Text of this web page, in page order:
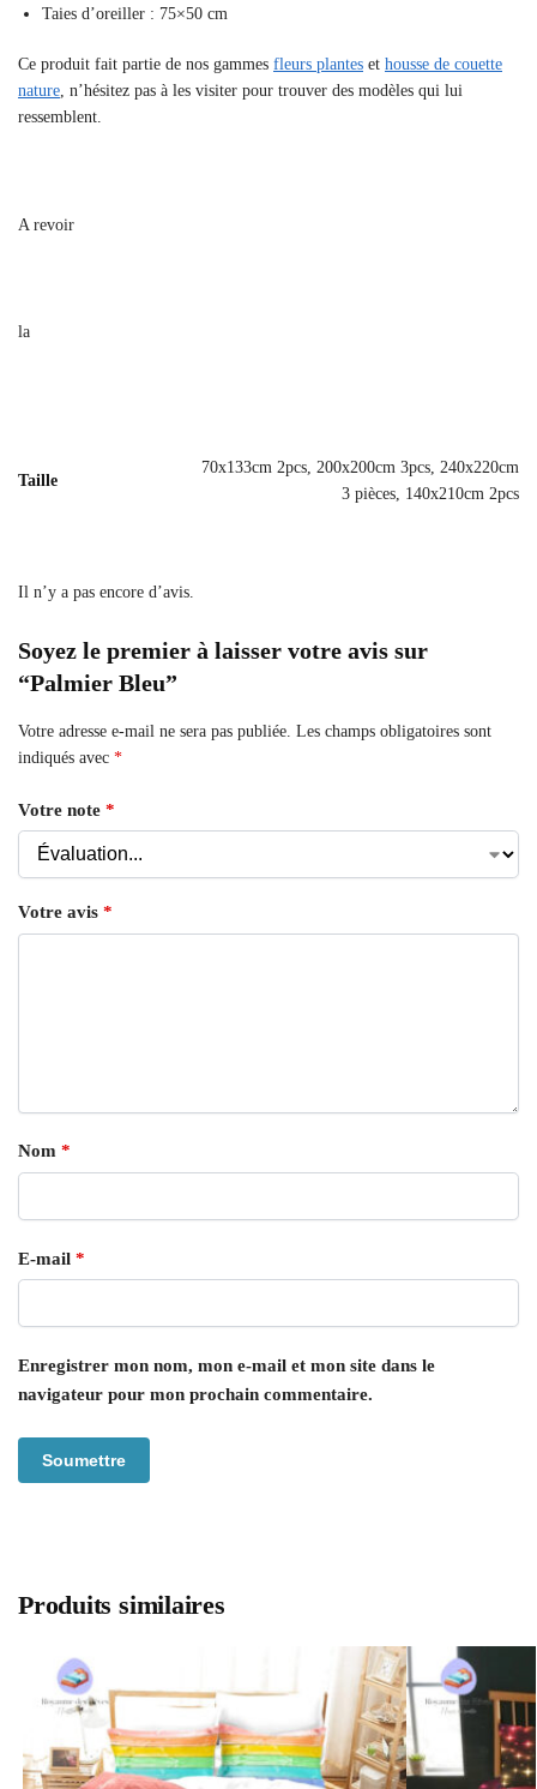
Taies d’oreiller : 75×50 cm
Ce produit fait partie de nos gammes fleurs plantes et housse de couette
nature, n’hésitez pas à les visiter pour trouver des modèles qui lui
ressemblent.
A revoir
la
Taille
70x133cm 2pcs, 200x200cm 3pcs, 240x220cm
3 pièces, 140x210cm 2pcs
Il n’y a pas encore d’avis.
Soyez le premier à laisser votre avis sur
“Palmier Bleu”
Votre adresse e-mail ne sera pas publiée. Les champs obligatoires sont
indiqués avec *
Votre note *
Votre avis *
Nom *
E-mail *
Enregistrer mon nom, mon e-mail et mon site dans le
navigateur pour mon prochain commentaire.
Produits similaires